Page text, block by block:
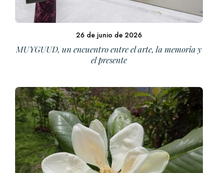
26 de junio de 2026
MUYGUUD, un encuentro entre el arte, la memoria y
el presente